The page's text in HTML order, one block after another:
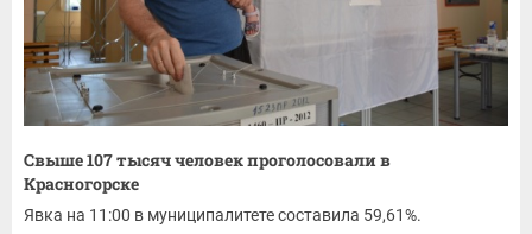
Cвыше 107 тысяч человек проголосовали в
Красногорске
Явка на 11:00 в муниципалитете составила 59,61%.